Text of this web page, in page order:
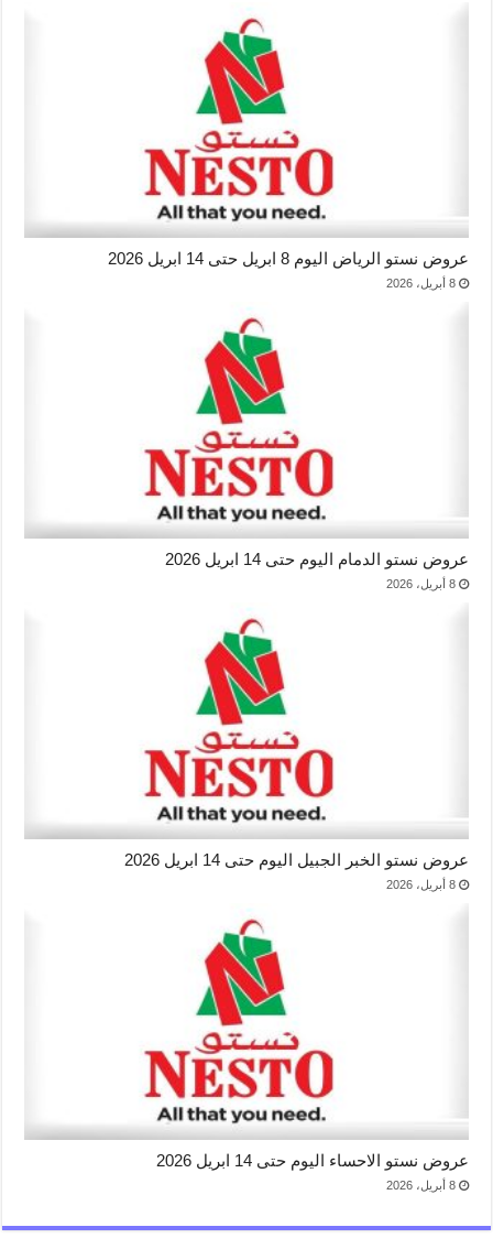
عروض نستو الرياض اليوم 8 ابريل حتى 14 ابريل 2026
8 أبريل، 2026
عروض نستو الدمام اليوم حتى 14 ابريل 2026
8 أبريل، 2026
عروض نستو الخبر الجبيل اليوم حتى 14 ابريل 2026
8 أبريل، 2026
عروض نستو الاحساء اليوم حتى 14 ابريل 2026
8 أبريل، 2026